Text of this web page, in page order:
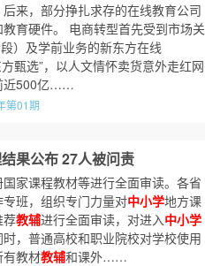
来，部分挣扎求存的在线教育公司
育硬件。 电商转型首先受到市场关
）及学前业务的新东方在线
甄选”，以人文情怀卖货意外走红网
近500亿……
第01期
果公布 27人被问责
家课程教材等进行全面审读。各省
班，组织专门力量对中小学地方课
荐教辅进行全面审读，对进入中小学
，普通高校和职业院校对学校使用
有教材教辅和课外……